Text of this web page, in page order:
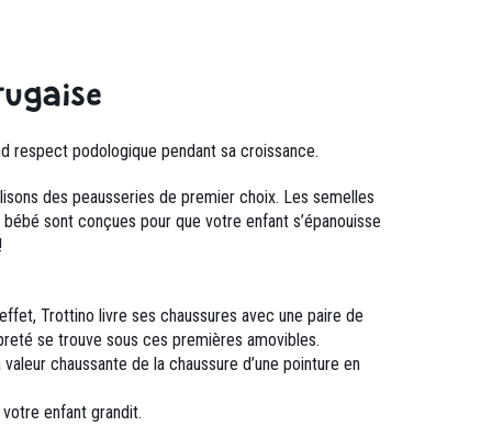
respect podologique pendant sa croissance.
des peausseries de premier choix. Les semelles
sont conçues pour que votre enfant s’épanouisse
Trottino livre ses chaussures avec une paire de
se trouve sous ces premières amovibles.
chaussante de la chaussure d’une pointure en
enfant grandit.